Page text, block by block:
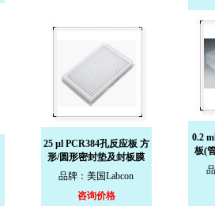
25 µl PCR384孔反应板 方
形/圆形密封垫及封板膜
品牌：美国Labcon
咨询价格
0.2
板(